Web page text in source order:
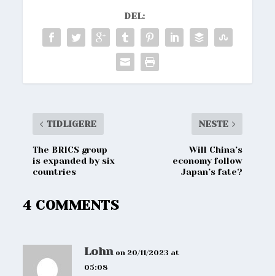
DEL:
TIDLIGERE
The BRICS group
is expanded by six
countries
NESTE
Will China’s
economy follow
Japan’s fate?
4 COMMENTS
Lohn on 20/11/2023 at
05:08